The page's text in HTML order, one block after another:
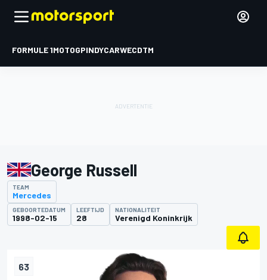
FORMULE 1MOTOGPINDYCARWECDTM
63
George Russell
TEAM
Mercedes
GEBOORTEDATUM
1998-02-15
LEEFTIJD
28
NATIONALITEIT
Verenigd Koninkrijk